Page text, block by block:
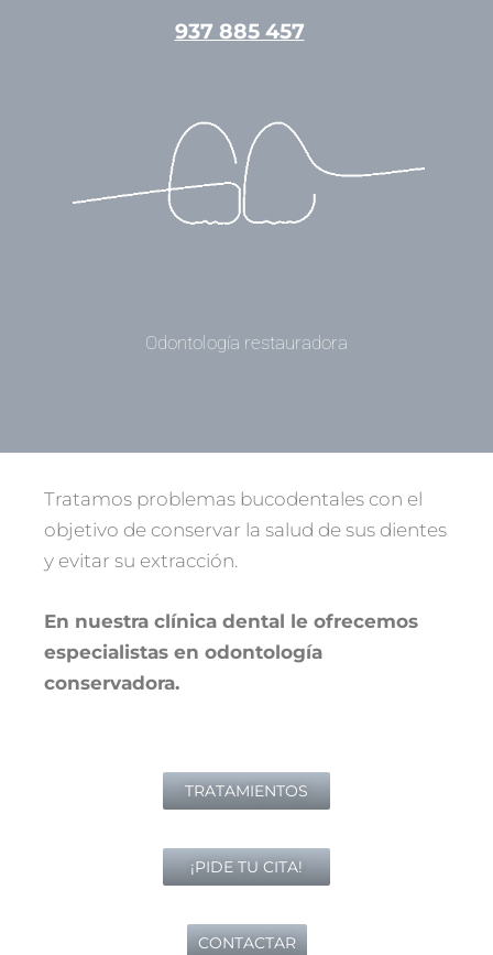
937 885 457
Odontología restauradora
Tratamos problemas bucodentales con el
objetivo de conservar la salud de sus dientes
y evitar su extracción.
En nuestra clínica dental le ofrecemos
especialistas en odontología
conservadora.
TRATAMIENTOS
¡PIDE TU CITA!
CONTACTAR